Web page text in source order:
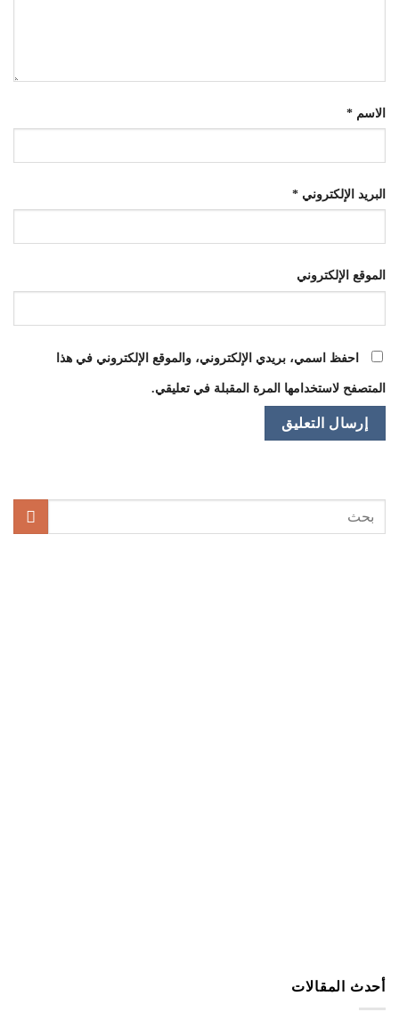
الاسم *
البريد الإلكتروني *
الموقع الإلكتروني
احفظ اسمي، بريدي الإلكتروني، والموقع الإلكتروني في هذا
المتصفح لاستخدامها المرة المقبلة في تعليقي.
أحدث المقالات